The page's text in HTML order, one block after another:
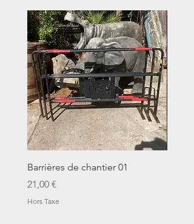
Barrières de chantier 01
Prix
21,00 €
Hors Taxe